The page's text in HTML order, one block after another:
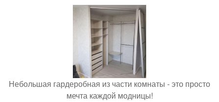
Небольшая гардеробная из части комнаты - это просто
мечта каждой модницы!